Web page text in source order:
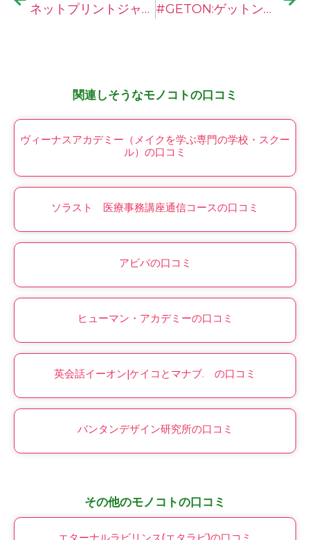
ネットプリントジャパンの口コミ #GETON:ゲットンの口コミ
関連しそうなモノコトの口コミ
ヴィーナスアカデミー（メイクを学ぶ専門の学校・スクー
ル）の口コミ
ソラスト 医療事務講座通信コースの口コミ
アビバの口コミ
ヒューマン・アカデミーの口コミ
英会話イーオン|ケイコとマナブ. の口コミ
バンタンデザイン研究所の口コミ
その他のモノコトの口コミ